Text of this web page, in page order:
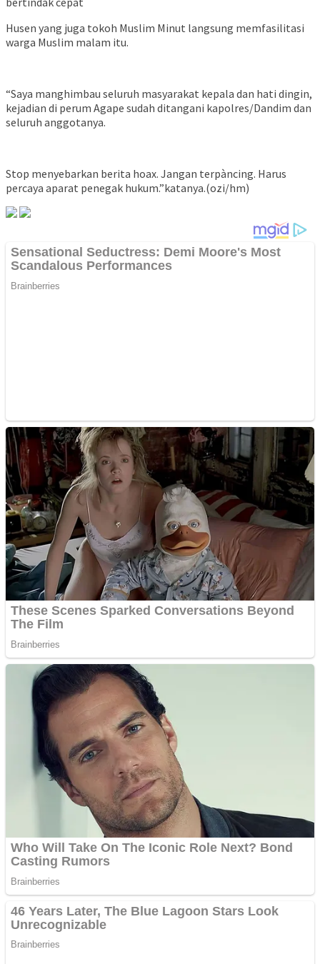
Husen yang juga tokoh Muslim Minut langsung memfasilitasi
warga Muslim malam itu.
“Saya manghimbau seluruh masyarakat kepala dan hati dingin,
kejadian di perum Agape sudah ditangani kapolres/Dandim dan
seluruh anggotanya.
Stop menyebarkan berita hoax. Jangan terpàncing. Harus
percaya aparat penegak hukum.”katanya.(ozi/hm)